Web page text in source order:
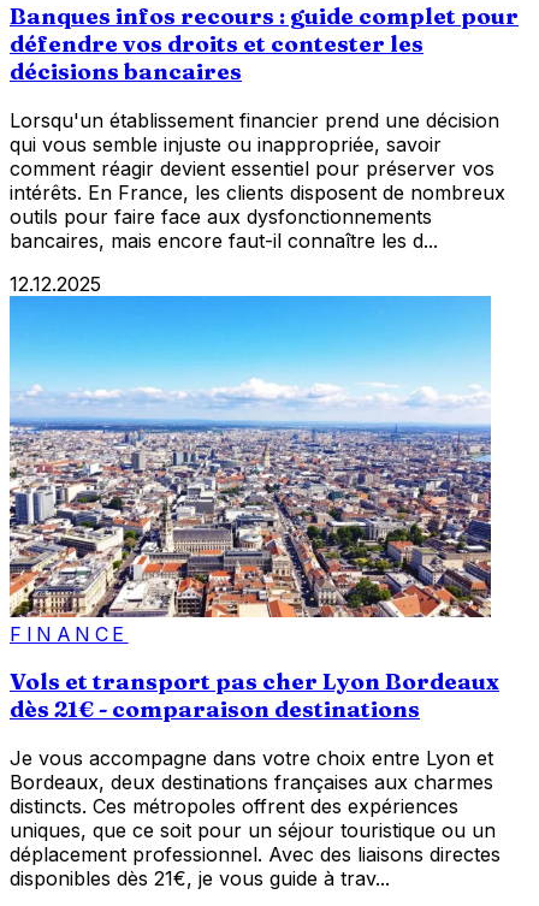
Banques infos recours : guide complet pour
défendre vos droits et contester les
décisions bancaires
Lorsqu'un établissement financier prend une décision
qui vous semble injuste ou inappropriée, savoir
comment réagir devient essentiel pour préserver vos
intérêts. En France, les clients disposent de nombreux
outils pour faire face aux dysfonctionnements
bancaires, mais encore faut-il connaître les d...
12.12.2025
FINANCE
Vols et transport pas cher Lyon Bordeaux
dès 21€ - comparaison destinations
Je vous accompagne dans votre choix entre Lyon et
Bordeaux, deux destinations françaises aux charmes
distincts. Ces métropoles offrent des expériences
uniques, que ce soit pour un séjour touristique ou un
déplacement professionnel. Avec des liaisons directes
disponibles dès 21€, je vous guide à trav...